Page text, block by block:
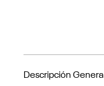
Descripción General